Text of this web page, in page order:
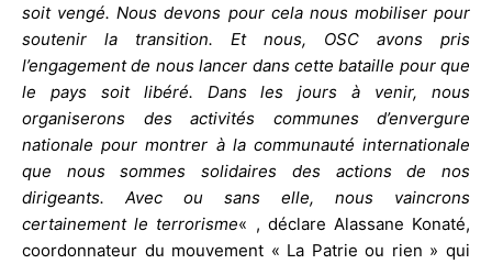
soit vengé. Nous devons pour cela nous mobiliser pour
soutenir la transition. Et nous, OSC avons pris
l’engagement de nous lancer dans cette bataille pour que
le pays soit libéré. Dans les jours à
venir, nous
organiserons des activités communes d’envergure
nationale pour montrer à la communauté internationale
que nous sommes solidaires des actions de nos
dirigeants. Avec ou sans elle, nous vaincrons
certainement le terrorisme« , déclare Alassane Konaté,
coordonnateur du mouvement « La Patrie ou rien » qui